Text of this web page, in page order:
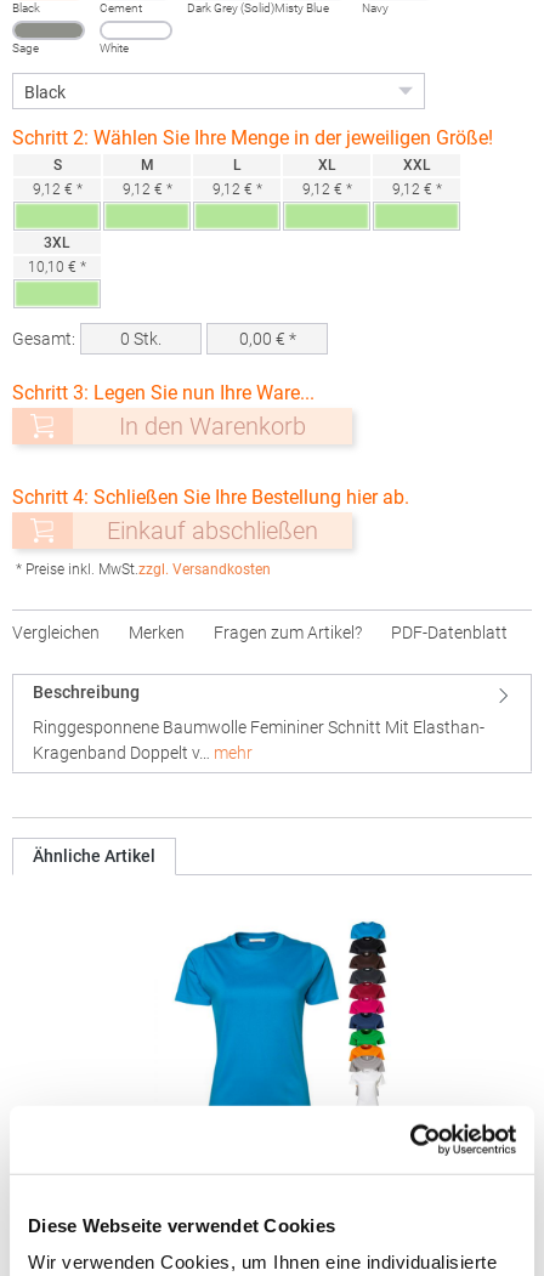
Diese Webseite verwendet Cookies
Wir verwenden Cookies, um Ihnen eine individualisierte
Black Cement Dark Grey (Solid)Misty Blue Navy
Sage White
Schritt 2: Wählen Sie Ihre Menge in der jeweiligen Größe!
S
9,12 € *
M
9,12 € *
L
9,12 € *
XL
9,12 € *
XXL
9,12 € *
3XL
10,10 € *
Gesamt: 0 Stk. 0,00 € *
Schritt 3: Legen Sie nun Ihre Ware...
In den Warenkorb
Schritt 4: Schließen Sie Ihre Bestellung hier ab.
Einkauf abschließen
* Preise inkl. MwSt.zzgl. Versandkosten
Vergleichen Merken Fragen zum Artikel? PDF-Datenblatt
Beschreibung
Ringgesponnene Baumwolle Femininer Schnitt Mit Elasthan-
Kragenband Doppelt v… mehr
Ähnliche Artikel
Einlaufvorbehandelt Doppelnähte Modisch geschnitten